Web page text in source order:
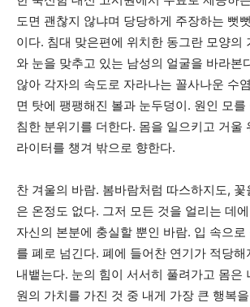
도면 괜찮지 않냐며 당당하게 주장하는 뻣
이다. 침대 맞은편에 위치한 동그란 모양의
와 눈을 맞추고 있는 남성의 얼굴을 바라본
않아 각자의 속도로 자라나는 꼴사나운 수
면 탓에 팽팽해진 볼과 눈두덩이. 원인 모
침한 분위기를 더한다. 몸을 일으키고 거울
라이터를 챙겨 밖으로 향한다.
찬 겨울의 바람. 봄바람처럼 따스하지도,
은 온정도 없다. 그저 모든 것을 얼리는 데
자신의 본분에 충실할 뿐인 바람. 입 속으로
를 폐로 넘긴다. 폐에 들어찬 연기가 적당해
내뱉는다. 눈의 힘이 서서히 풀려가고 몸은
원의 가치를 가진 것 중 내게 가장 큰 행복